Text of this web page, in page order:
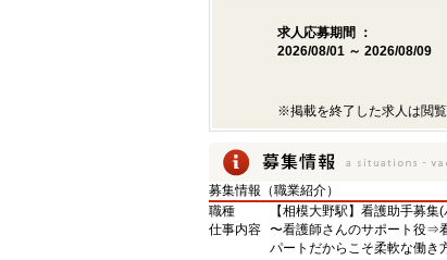
求人応募期間 ：
2026/08/01 ～ 2026/08/09
※掲載を終了した求人は閲
募集情報（職業紹介）
職種
【相模大野駅】看護助手募
仕事内容 〜看護師さんのサポート役⇒
パートだからこそ柔軟な働